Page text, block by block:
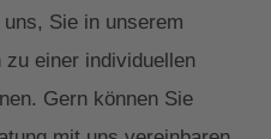
Sie in unserem
einer individuellen
Gern können Sie